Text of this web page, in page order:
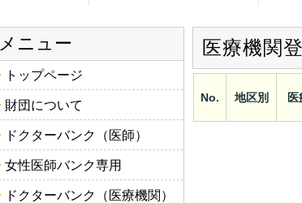
メニュー
トップページ
財団について
ドクターバンク（医師）
女性医師バンク専用
ドクターバンク（医療機関）
医療機関
No. 地区別 医